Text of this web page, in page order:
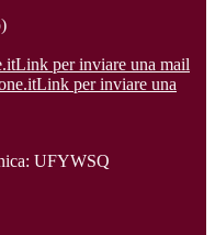
Link per inviare una mail
Link per inviare una
UFYWSQ